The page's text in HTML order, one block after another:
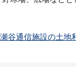
谷通信施設の土地